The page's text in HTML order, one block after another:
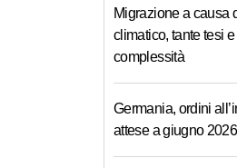
Migrazione a causa
climatico, tante tesi
complessità
Germania, ordini
attese a giugno 2026